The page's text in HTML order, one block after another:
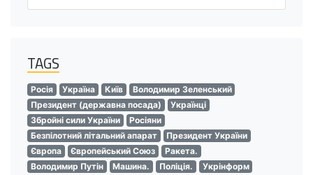
TAGS
Росія Україна Київ
Володимир Зеленський
Президент (державна посада)
Українці
Збройні сили України
Росіяни
Безпілотний літальний апарат
Президент України
Європа
Європейський Союз
Ракета.
Володимир Путін
Машина. Поліція.
Укрінформ